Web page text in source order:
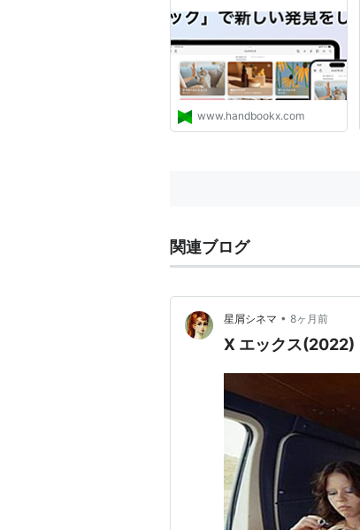
www.handbookx.com
関連ブログ
星屑シネマ • 8ヶ月前
X エックス(2022)